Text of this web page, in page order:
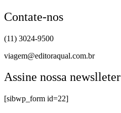
Contate-nos
(11) 3024-9500
viagem@editoraqual.com.br
Assine nossa newslleter
[sibwp_form id=22]